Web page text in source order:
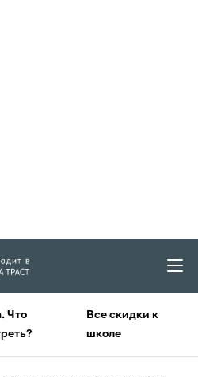
Что
Все скидки к
школе